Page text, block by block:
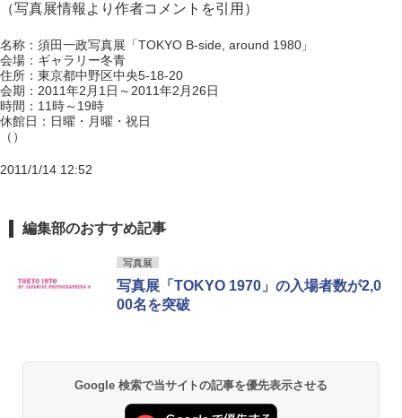
（写真展情報より作者コメントを引用）
名称：須田一政写真展「TOKYO B-side, around 1980」
会場：ギャラリー冬青
住所：東京都中野区中央5-18-20
会期：2011年2月1日～2011年2月26日
時間：11時～19時
休館日：日曜・月曜・祝日
（）
2011/1/14 12:52
編集部のおすすめ記事
写真展
写真展「TOKYO 1970」の入場者数が2,0
00名を突破
Google 検索で当サイトの記事を優先表示させる